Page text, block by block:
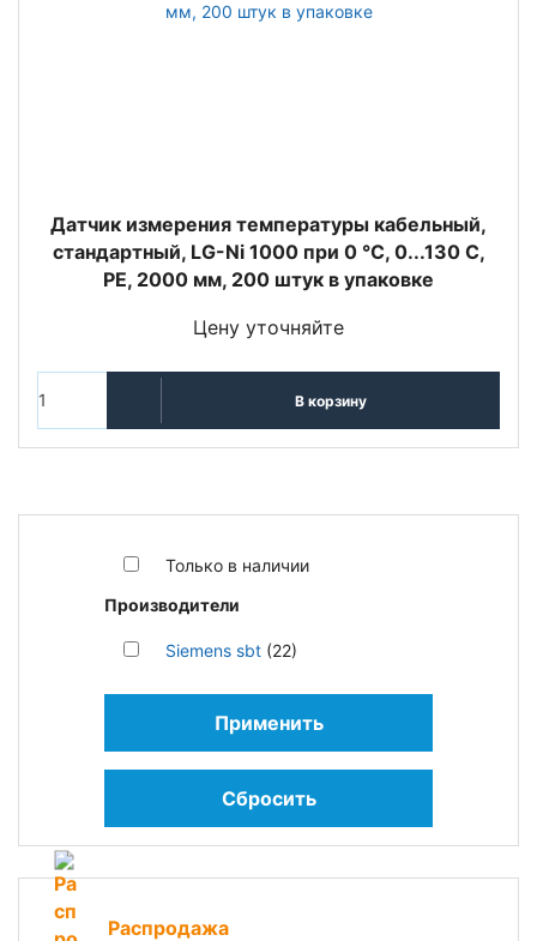
Только в наличии
Производители
Siemens sbt (22)
Применить
Сбросить
Распродажа
Датчик измерения температуры кабельный,
стандартный, LG-Ni 1000 при 0 °C, 0...130 С,
PE, 2000 мм, 200 штук в упаковке
Цену уточняйте
В корзину